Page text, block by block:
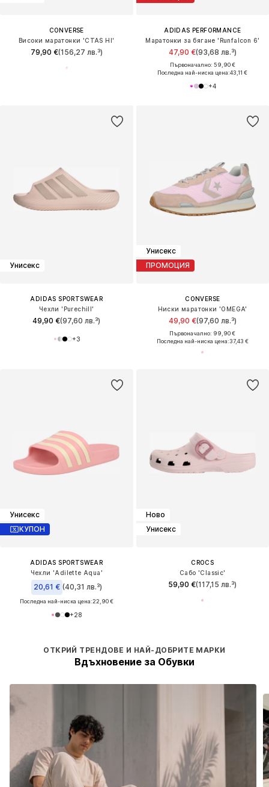
CONVERSE
Високи маратонки 'CTAS HI'
79,90 €(156,27 лв.³)
ADIDAS PERFORMANCE
Маратонки за бягане 'Runfalcon 6'
47,90 €(93,68 лв.³)
Първоначално: 59,90 €
Последна най-ниска цена:43,11 €
+4
Унисекс
ADIDAS SPORTSWEAR
Чехли 'Purechill'
49,90 €(97,60 лв.³)
+3
Унисекс
ПРОМОЦИЯ
CONVERSE
Ниски маратонки 'OMEGA'
49,90 €(97,60 лв.³)
Първоначално: 99,90 €
Последна най-ниска цена:37,43 €
Унисекс
КУПОН
ADIDAS SPORTSWEAR
Чехли 'Adilette Aqua'
20,61 € (40,31 лв.³)
Последна най-ниска цена:22,90 €
+28
ОТКРИЙ ТРЕНДОВЕ И НАЙ-ДОБРИТЕ МАРКИ
Вдъхновение за Обувки
Ново
Унисекс
CROCS
Сабо 'Classic'
59,90 €(117,15 лв.³)